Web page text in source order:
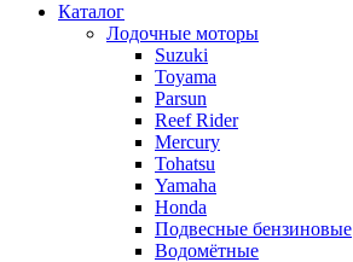
Каталог
Лодочные моторы
Suzuki
Toyama
Parsun
Reef Rider
Mercury
Tohatsu
Yamaha
Honda
Подвесные бензиновые
Водомётные